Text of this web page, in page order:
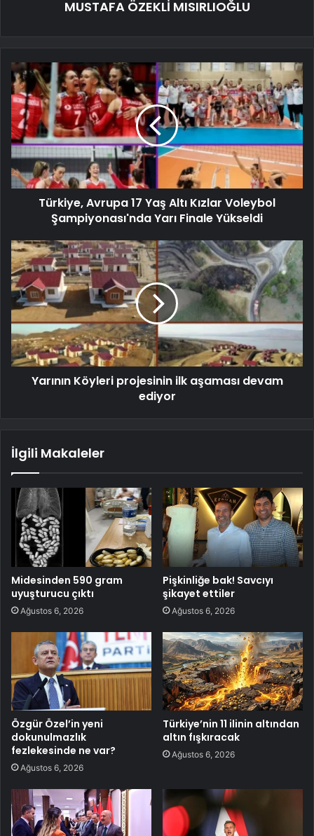
MUSTAFA ÖZEKLİ MISIRLIOĞLU
Türkiye, Avrupa 17 Yaş Altı Kızlar Voleybol
Şampiyonası'nda Yarı Finale Yükseldi
Yarının Köyleri projesinin ilk aşaması devam
ediyor
İlgili Makaleler
Midesinden 590 gram
uyuşturucu çıktı
Ağustos 6, 2026
Pişkinliğe bak! Savcıyı
şikayet ettiler
Ağustos 6, 2026
Özgür Özel’in yeni
dokunulmazlık
fezlekesinde ne var?
Ağustos 6, 2026
Türkiye’nin 11 ilinin altından
altın fışkıracak
Ağustos 6, 2026